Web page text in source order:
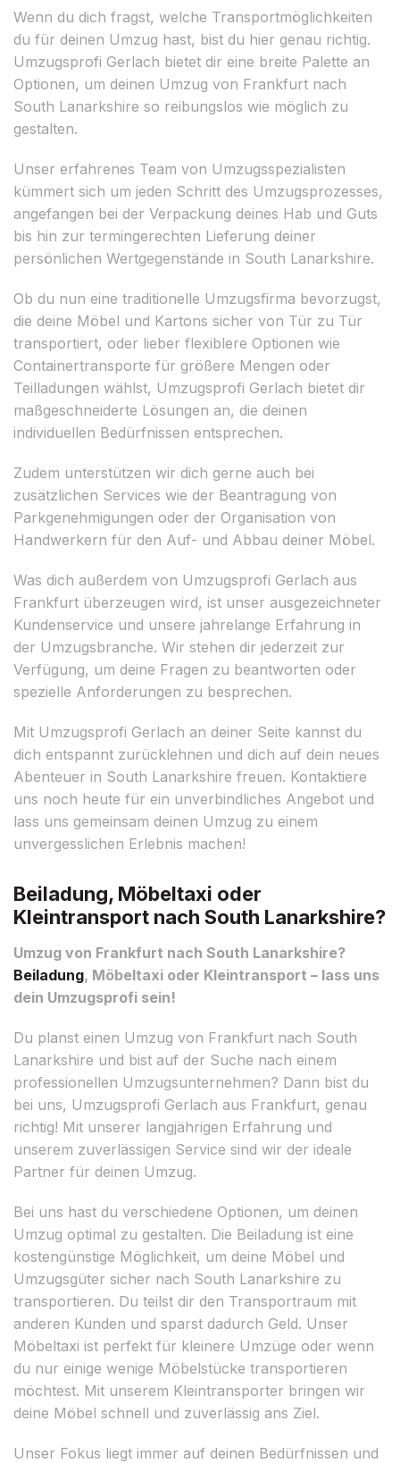
Wenn du dich fragst, welche Transportmöglichkeiten
du für deinen Umzug hast, bist du hier genau richtig.
Umzugsprofi Gerlach bietet dir eine breite Palette an
Optionen, um deinen Umzug von Frankfurt nach
South Lanarkshire so reibungslos wie möglich zu
gestalten.
Unser erfahrenes Team von Umzugsspezialisten
kümmert sich um jeden Schritt des Umzugsprozesses,
angefangen bei der Verpackung deines Hab und Guts
bis hin zur termingerechten Lieferung deiner
persönlichen Wertgegenstände in South Lanarkshire.
Ob du nun eine traditionelle Umzugsfirma bevorzugst,
die deine Möbel und Kartons sicher von Tür zu Tür
transportiert, oder lieber flexiblere Optionen wie
Containertransporte für größere Mengen oder
Teilladungen wählst, Umzugsprofi Gerlach bietet dir
maßgeschneiderte Lösungen an, die deinen
individuellen Bedürfnissen entsprechen.
Zudem unterstützen wir dich gerne auch bei
zusätzlichen Services wie der Beantragung von
Parkgenehmigungen oder der Organisation von
Handwerkern für den Auf- und Abbau deiner Möbel.
Was dich außerdem von Umzugsprofi Gerlach aus
Frankfurt überzeugen wird, ist unser ausgezeichneter
Kundenservice und unsere jahrelange Erfahrung in
der Umzugsbranche. Wir stehen dir jederzeit zur
Verfügung, um deine Fragen zu beantworten oder
spezielle Anforderungen zu besprechen.
Mit Umzugsprofi Gerlach an deiner Seite kannst du
dich entspannt zurücklehnen und dich auf dein neues
Abenteuer in South Lanarkshire freuen. Kontaktiere
uns noch heute für ein unverbindliches Angebot und
lass uns gemeinsam deinen Umzug zu einem
unvergesslichen Erlebnis machen!
Beiladung, Möbeltaxi oder
Kleintransport nach South Lanarkshire?
Umzug von Frankfurt nach South Lanarkshire?
Beiladung, Möbeltaxi oder Kleintransport – lass uns
dein Umzugsprofi sein!
Du planst einen Umzug von Frankfurt nach South
Lanarkshire und bist auf der Suche nach einem
professionellen Umzugsunternehmen? Dann bist du
bei uns, Umzugsprofi Gerlach aus Frankfurt, genau
richtig! Mit unserer langjährigen Erfahrung und
unserem zuverlässigen Service sind wir der ideale
Partner für deinen Umzug.
Bei uns hast du verschiedene Optionen, um deinen
Umzug optimal zu gestalten. Die Beiladung ist eine
kostengünstige Möglichkeit, um deine Möbel und
Umzugsgüter sicher nach South Lanarkshire zu
transportieren. Du teilst dir den Transportraum mit
anderen Kunden und sparst dadurch Geld. Unser
Möbeltaxi ist perfekt für kleinere Umzüge oder wenn
du nur einige wenige Möbelstücke transportieren
möchtest. Mit unserem Kleintransporter bringen wir
deine Möbel schnell und zuverlässig ans Ziel.
Unser Fokus liegt immer auf deinen Bedürfnissen und